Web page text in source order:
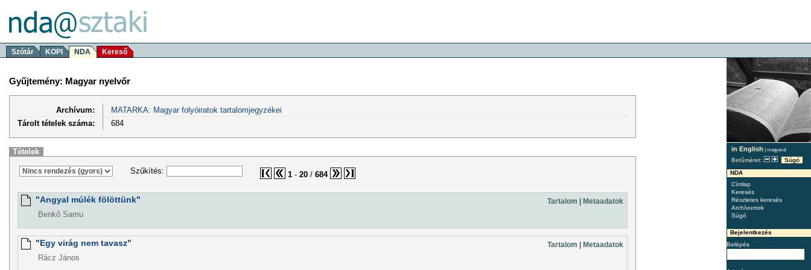
Szótár KOPI NDA Kereső
in English | magyarul
Betűméret:
Súgó
NDA
Címlap
Keresés
Részletes keresés
Archívumok
Súgó
Bejelentkezés
Belépés
Gyűjtemény: Magyar nyelvőr
Archívum:
MATARKA: Magyar folyóiratok tartalomjegyzékei
Tárolt tételek száma:
684
Tételek
Szűkítés: 1- 20/ 684
"Angyal múlék fölöttünk" Tartalom | Metaadatok
Benkő Samu
"Egy virág nem tavasz" Tartalom Metaadatok
Rácz János